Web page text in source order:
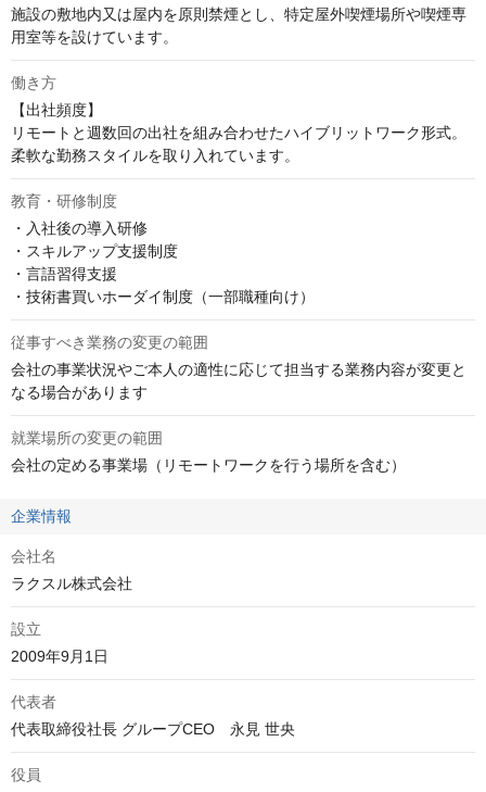
施設の敷地内又は屋内を原則禁煙とし、特定屋外喫煙場所や喫煙専
用室等を設けています。
働き方
【出社頻度】
リモートと週数回の出社を組み合わせたハイブリットワーク形式。
柔軟な勤務スタイルを取り入れています。
教育・研修制度
・入社後の導入研修
・スキルアップ支援制度
・言語習得支援
・技術書買いホーダイ制度（一部職種向け）
従事すべき業務の変更の範囲
会社の事業状況やご本人の適性に応じて担当する業務内容が変更と
なる場合があります
就業場所の変更の範囲
会社の定める事業場（リモートワークを行う場所を含む）
企業情報
会社名
ラクスル株式会社
設立
2009年9月1日
代表者
代表取締役社長 グループCEO　永見 世央
役員